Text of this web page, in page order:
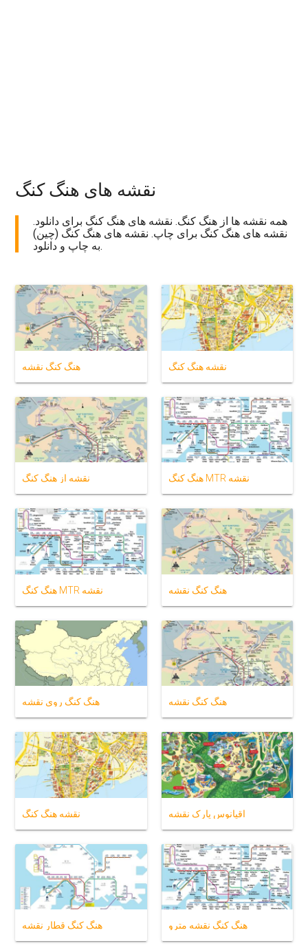
نقشه های هنگ کنگ
همه نقشه ها از هنگ کنگ. نقشه های هنگ کنگ برای دانلود.
نقشه های هنگ کنگ برای چاپ. نقشه های هنگ کنگ (چین)
به چاپ و دانلود.
هنگ کنگ نقشه نقشه هنگ کنگ
نقشه از هنگ کنگ هنگ کنگ MTR نقشه
هنگ کنگ MTR نقشه هنگ کنگ نقشه
هنگ کنگ روی نقشه هنگ کنگ نقشه
نقشه هنگ کنگ اقیانوس پارک نقشه
هنگ کنگ قطار نقشه هنگ کنگ نقشه مترو